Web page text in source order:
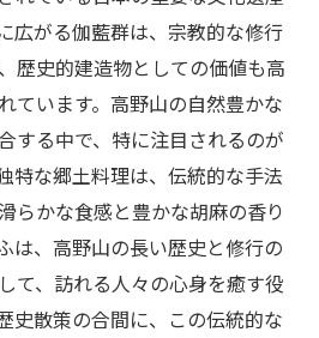
広がる伽藍群は、宗教的な修行
歴史的建造物としての価値も高
ています。高野山の自然豊かな
する中で、特に注目されるのが
特な郷土料理は、伝統的な手法
らかな食感と豊かな胡麻の香り
は、高野山の長い歴史と修行の
て、訪れる人々の心身を癒す役
史散策の合間に、この伝統的な